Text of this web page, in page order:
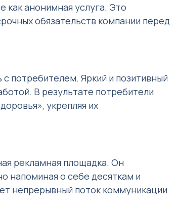
как анонимная услуга. Это
обязательств компании перед
потребителем. Яркий и позитивный
В результате потребители
укрепляя их
рекламная площадка. Он
напоминая о себе десяткам и
непрерывный поток коммуникации